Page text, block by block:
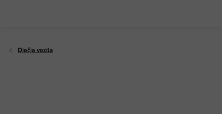
Dječja vozila